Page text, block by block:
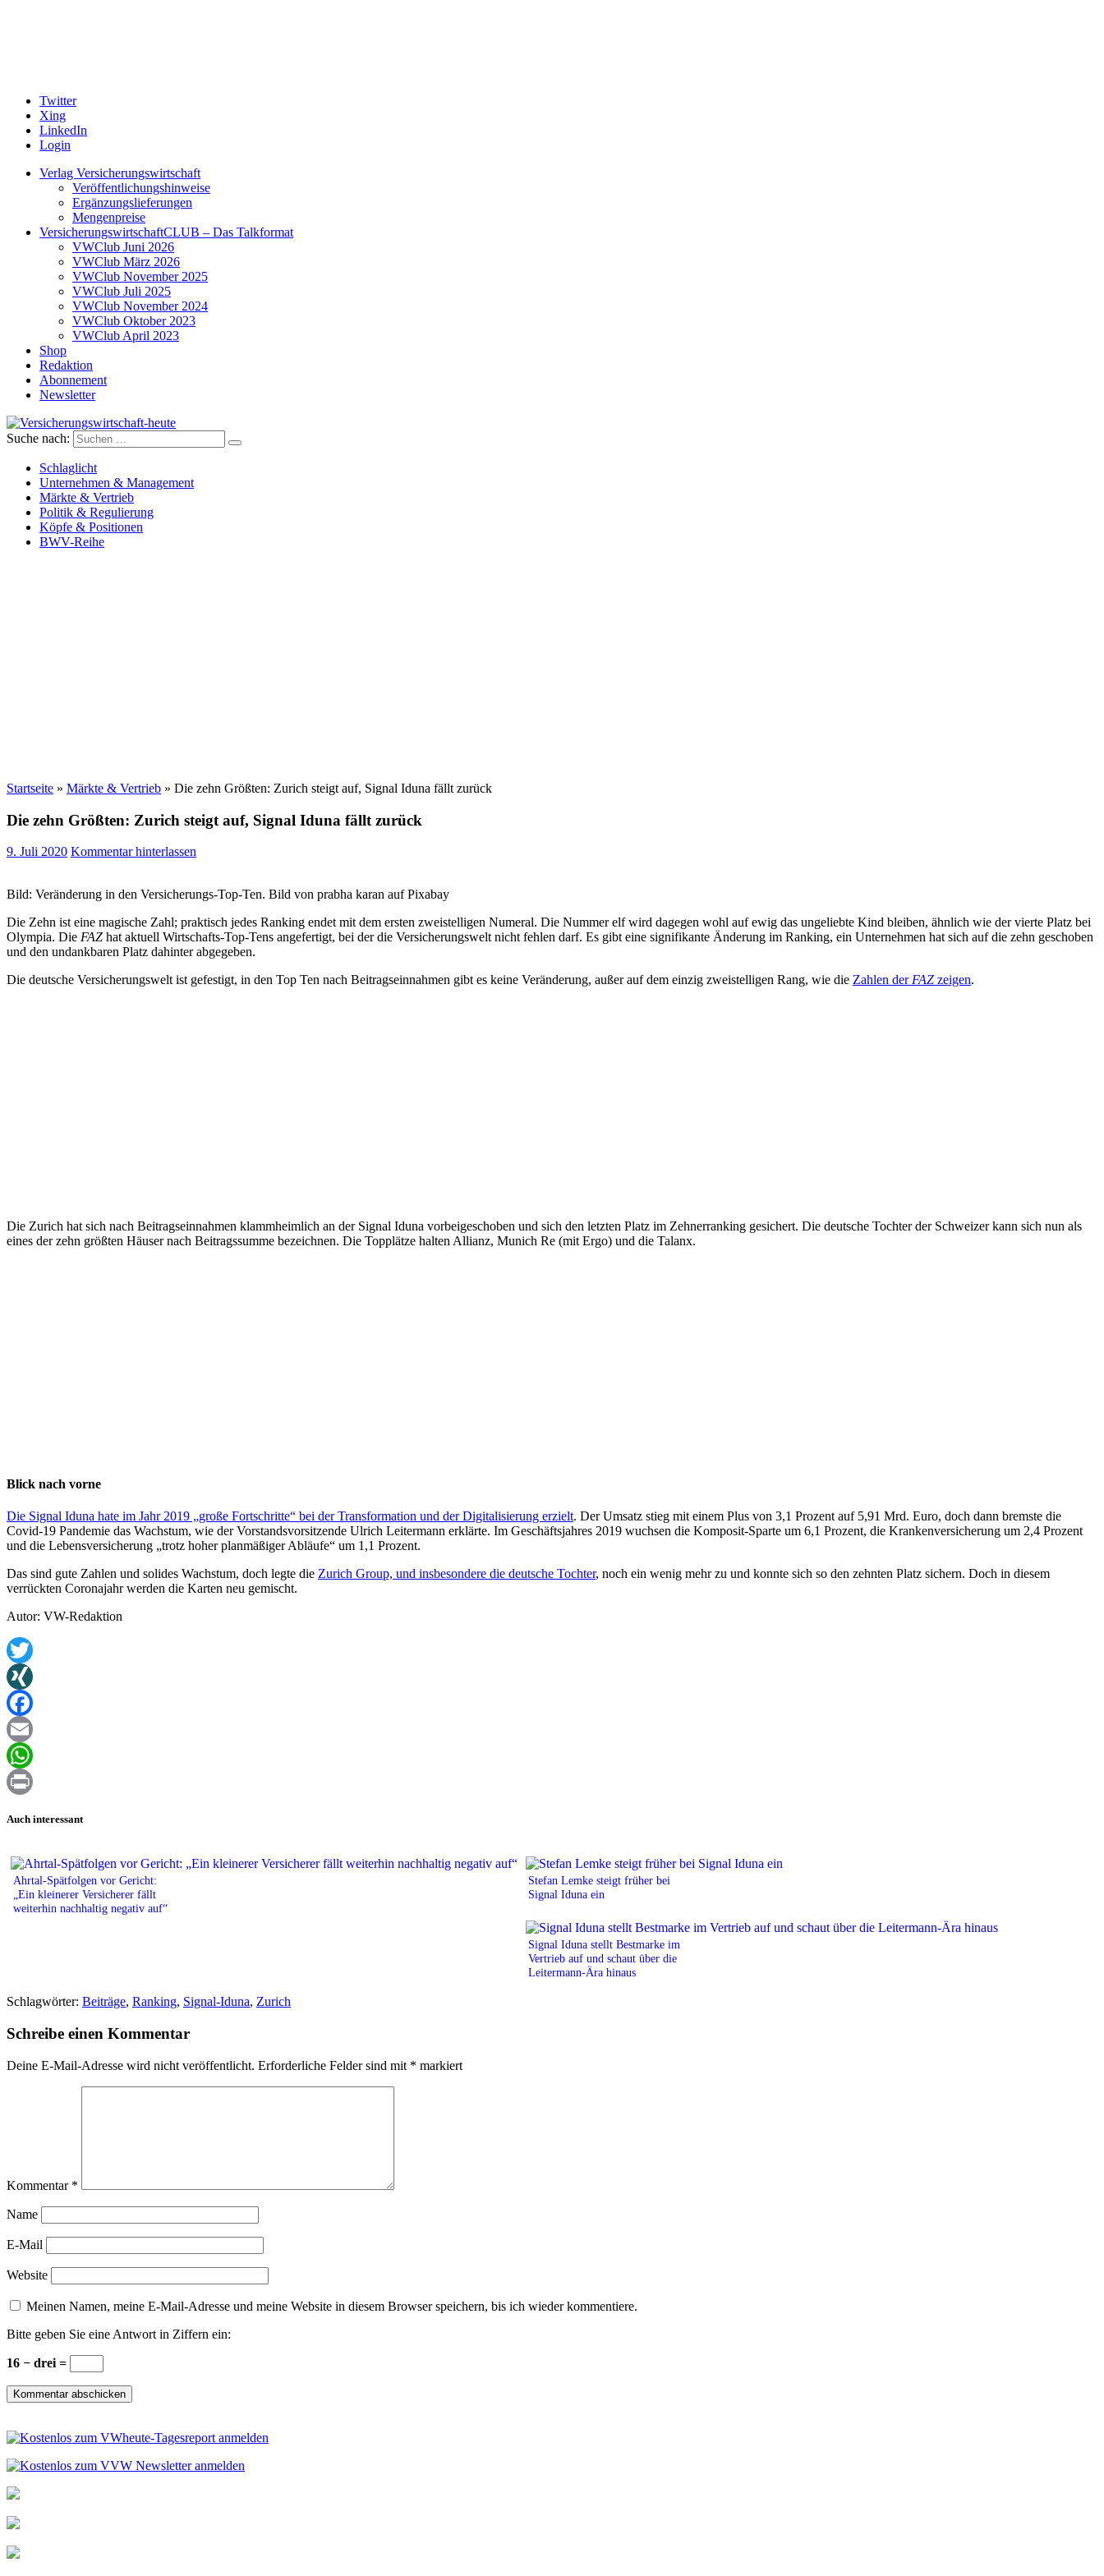
Twitter
Xing
LinkedIn
Login
Verlag Versicherungswirtschaft
Veröffentlichungshinweise
Ergänzungslieferungen
Mengenpreise
VersicherungswirtschaftCLUB – Das Talkformat
VWClub Juni 2026
VWClub März 2026
VWClub November 2025
VWClub Juli 2025
VWClub November 2024
VWClub Oktober 2023
VWClub April 2023
Shop
Redaktion
Abonnement
Newsletter
Versicherungswirtschaft-heute
Suche nach:
Schlaglicht
Unternehmen & Management
Märkte & Vertrieb
Politik & Regulierung
Köpfe & Positionen
BWV-Reihe
Startseite » Märkte & Vertrieb » Die zehn Größten: Zurich steigt auf, Signal Iduna fällt zurück
Die zehn Größten: Zurich steigt auf, Signal Iduna fällt zurück
9. Juli 2020 Kommentar hinterlassen
Bild: Veränderung in den Versicherungs-Top-Ten. Bild von prabha karan auf Pixabay
Die Zehn ist eine magische Zahl; praktisch jedes Ranking endet mit dem ersten zweistelligen Numeral. Die Nummer elf wird dagegen wohl auf ewig das ungeliebte Kind bleiben, ähnlich wie der vierte Platz bei
Olympia. Die FAZ hat aktuell Wirtschafts-Top-Tens angefertigt, bei der die Versicherungswelt nicht fehlen darf. Es gibt eine signifikante Änderung im Ranking, ein Unternehmen hat sich auf die zehn geschoben
und den undankbaren Platz dahinter abgegeben.
Die deutsche Versicherungswelt ist gefestigt, in den Top Ten nach Beitragseinnahmen gibt es keine Veränderung, außer auf dem einzig zweistelligen Rang, wie die Zahlen derFAZ zeigen.
Die Zurich hat sich nach Beitragseinnahmen klammheimlich an der Signal Iduna vorbeigeschoben und sich den letzten Platz im Zehnerranking gesichert. Die deutsche Tochter der Schweizer kann sich nun als
eines der zehn größten Häuser nach Beitragssumme bezeichnen. Die Topplätze halten Allianz, Munich Re (mit Ergo) und die Talanx.
Blick nach vorne
Die Signal Iduna hate im Jahr 2019 „große Fortschritte“ bei der Transformation und der Digitalisierung erzielt. Der Umsatz stieg mit einem Plus von 3,1 Prozent auf 5,91 Mrd. Euro, doch dann bremste die
Covid-19 Pandemie das Wachstum, wie der Vorstandsvorsitzende Ulrich Leitermann erklärte. Im Geschäftsjahres 2019 wuchsen die Komposit-Sparte um 6,1 Prozent, die Krankenversicherung um 2,4 Prozent
und die Lebensversicherung „trotz hoher planmäßiger Abläufe“ um 1,1 Prozent.
Das sind gute Zahlen und solides Wachstum, doch legte die Zurich Group, und insbesondere die deutsche Tochter, noch ein wenig mehr zu und konnte sich so den zehnten Platz sichern. Doch in diesem
verrückten Coronajahr werden die Karten neu gemischt.
Autor: VW-Redaktion
Twitter
XING
Facebook
Email
WhatsApp
Auch interessant
Ahrtal-Spätfolgen vor Gericht:
„Ein kleinerer Versicherer fällt
weiterhin nachhaltig negativ auf“
Stefan Lemke steigt früher bei
Signal Iduna ein
Signal Iduna stellt Bestmarke im
Vertrieb auf und schaut über die
Leitermann-Ära hinaus
Schlagwörter: Beiträge, Ranking, Signal-Iduna, Zurich
Schreibe einen Kommentar
Deine E-Mail-Adresse wird nicht veröffentlicht. Erforderliche Felder sind mit * markiert
Kommentar *
Name
E-Mail
Website
Meinen Namen, meine E-Mail-Adresse und meine Website in diesem Browser speichern, bis ich wieder kommentiere.
Bitte geben Sie eine Antwort in Ziffern ein:
16 − drei =